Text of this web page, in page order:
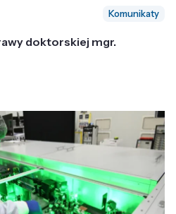
Komunikaty
doktorskiej mgr.